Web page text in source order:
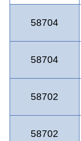
58704
58704
58702
58702